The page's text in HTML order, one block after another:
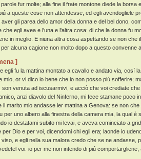
fur molte; alla fine il frate montone diede la
a queste cose non attendesse, ed egli avendogliele
gli parea dello amor della donna e del bel dono,
che egli avea e l'una e l'altra cosa: di che la donna fu
in meglio. E niuna altra cosa aspettando se non
alcuna cagione non molto dopo a questo convenne
]
egli fu la mattina montato a cavallo e andato via, cosí
mio, or vi dico io bene che io non posso piú sofferire;
son venuta ad iscusarmivi, e acciò che voi crediate
anzi diavolo del Ninferno, mi fece stamane poco
il marito mio andasse ier mattina a Genova: se non
per uno albero alla finestra della camera mia, la qual
io destatami subito mi levai, e aveva cominciato a
per Dio e per voi, dicendomi chi egli era; laonde io
viso, e egli nella sua malora credo che se ne andasse,
voi: io per me non intendo di piú